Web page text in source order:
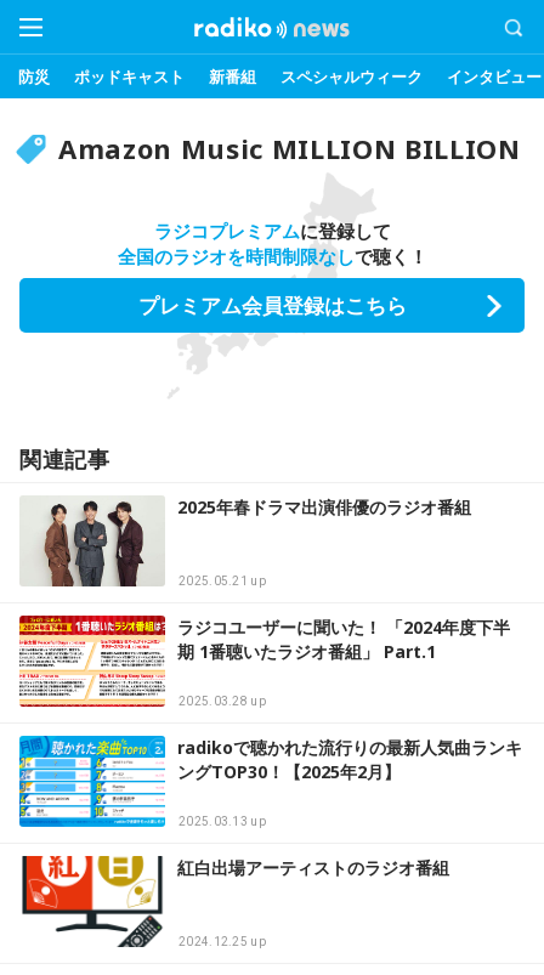
防災 ポッドキャスト 新番組 スペシャルウィーク インタビュー
Amazon Music MILLION BILLION
ラジコプレミアムに登録して
全国のラジオを時間制限なしで聴く！
プレミアム会員登録はこちら
関連記事
2025年春ドラマ出演俳優のラジオ番組
2025.05.21 up
ラジコユーザーに聞いた！ 「2024年度下半
期 1番聴いたラジオ番組」 Part.1
2025.03.28 up
radikoで聴かれた流行りの最新人気曲ランキ
ングTOP30！【2025年2月】
2025.03.13 up
紅白出場アーティストのラジオ番組
2024.12.25 up